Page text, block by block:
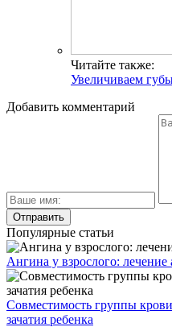
Читайте также:
Увеличиваем
Добавить комментарий
Популярные статьи
Ангина у взрослого:
Совместимость группы
зачатия ребенка